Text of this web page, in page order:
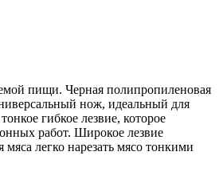
пищи. Черная полипропиленовая
нож, идеальный для
гибкое лезвие, которое
работ. Широкое лезвие
легко нарезать мясо тонкими